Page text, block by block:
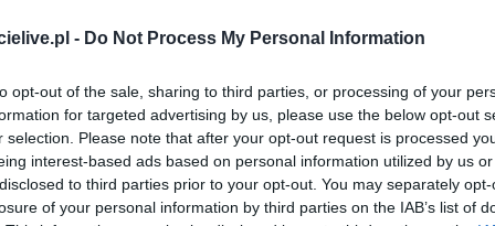
- Do Not Process My Personal Information
opt-out of the sale, sharing to third parties, or processing of your
for targeted advertising by us, please use the below opt-out
selection. Please note that after your opt-out request is processed
interest-based ads based on personal information utilized by us
to third parties prior to your opt-out. You may separately
of your personal information by third parties on the IAB’s list of